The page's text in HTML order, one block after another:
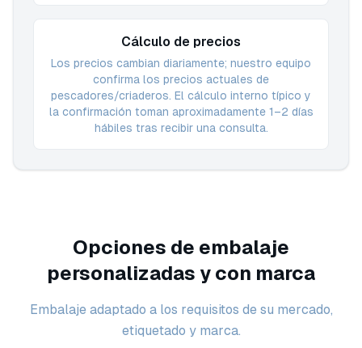
Cálculo de precios
Los precios cambian diariamente; nuestro equipo
confirma los precios actuales de
pescadores/criaderos. El cálculo interno típico y
la confirmación toman aproximadamente 1–2 días
hábiles tras recibir una consulta.
Opciones de embalaje
personalizadas y con marca
Embalaje adaptado a los requisitos de su mercado,
etiquetado y marca.